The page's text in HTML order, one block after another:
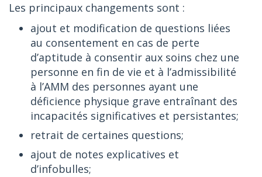
Les principaux changements sont :
ajout et modification de questions liées
au consentement en cas de perte
d’aptitude à consentir aux soins chez une
personne en fin de vie et à l’admissibilité
à l’AMM des personnes ayant une
déficience physique grave entraînant des
incapacités significatives et persistantes;
retrait de certaines questions;
ajout de notes explicatives et
d’infobulles;